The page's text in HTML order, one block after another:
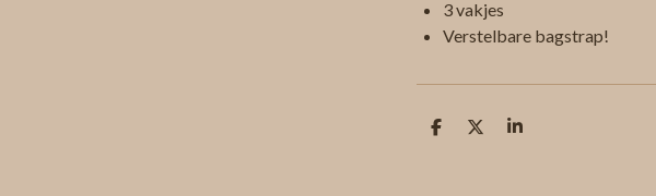
3 vakjes
Verstelbare bagstrap!
D
D
S